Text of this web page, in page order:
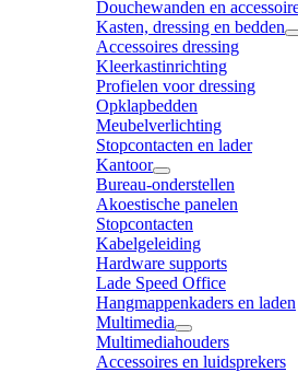
Douchewanden en
Kasten, dressing en bedden
Accessoires dressing
Kleerkastinrichting
Profielen voor dressing
Opklapbedden
Meubelverlichting
Stopcontacten en lader
Kantoor
Bureau-onderstellen
Akoestische panelen
Stopcontacten
Kabelgeleiding
Hardware supports
Lade Speed Office
Hangmappenkaders en laden
Multimedia
Multimediahouders
Accessoires en luidsprekers